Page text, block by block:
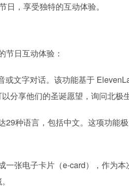
，享受独特的互动体验。
节日互动体验：
或文字对话。该功能基于
分享他们的圣诞愿望，询问北极
29种语言，包括中文。这项功能
一张电子卡片（e-card），作为